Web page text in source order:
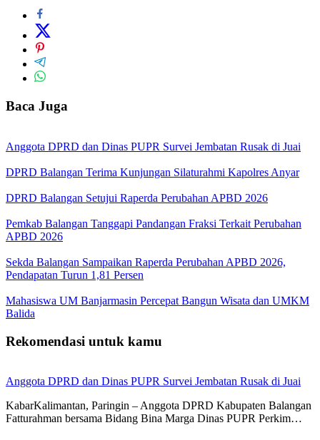
Baca Juga
Anggota DPRD dan Dinas PUPR Survei Jembatan Rusak di Juai
DPRD Balangan Terima Kunjungan Silaturahmi Kapolres Anyar
DPRD Balangan Setujui Raperda Perubahan APBD 2026
Pemkab Balangan Tanggapi Pandangan Fraksi Terkait Perubahan
APBD 2026
Sekda Balangan Sampaikan Raperda Perubahan APBD 2026,
Pendapatan Turun 1,81 Persen
Mahasiswa UM Banjarmasin Percepat Bangun Wisata dan UMKM
Balida
Rekomendasi untuk kamu
Anggota DPRD dan Dinas PUPR Survei Jembatan Rusak di Juai
KabarKalimantan, Paringin – Anggota DPRD Kabupaten Balangan
Fatturahman bersama Bidang Bina Marga Dinas PUPR Perkim…